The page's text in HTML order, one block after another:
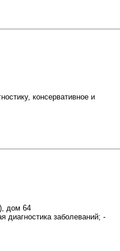
консервативное и
дом 64
диагностика заболеваний; -